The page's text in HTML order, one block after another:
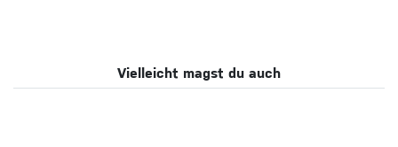
Vielleicht magst du auch